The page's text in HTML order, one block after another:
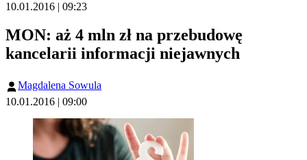
10.01.2016 | 09:23
MON: aż 4 mln zł na przebudowę
kancelarii informacji niejawnych
Magdalena Sowula
10.01.2016 | 09:00